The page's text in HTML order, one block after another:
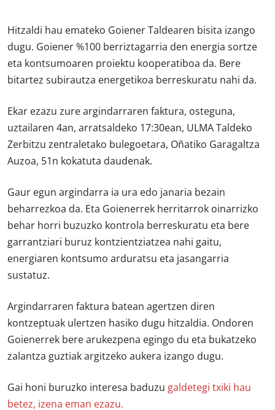
Hitzaldi hau emateko Goiener Taldearen bisita izango
dugu. Goiener %100 berriztagarria den energia sortze
eta kontsumoaren proiektu kooperatiboa da. Bere
bitartez subirautza energetikoa berreskuratu nahi da.
Ekar ezazu zure argindarraren faktura, osteguna,
uztailaren 4an, arratsaldeko 17:30ean, ULMA Taldeko
Zerbitzu zentraletako bulegoetara, Oñatiko Garagaltza
Auzoa, 51n kokatuta daudenak.
Gaur egun argindarra ia ura edo janaria bezain
beharrezkoa da. Eta Goienerrek herritarrok oinarrizko
behar horri buzuzko kontrola berreskuratu eta bere
garrantziari buruz kontzientziatzea nahi gaitu,
energiaren kontsumo arduratsu eta jasangarria
sustatuz.
Argindarraren faktura batean agertzen diren
kontzeptuak ulertzen hasiko dugu hitzaldia. Ondoren
Goienerrek bere arukezpena egingo du eta bukatzeko
zalantza guztiak argitzeko aukera izango dugu.
Gai honi buruzko interesa baduzu galdetegi txiki hau
betez, izena eman ezazu.